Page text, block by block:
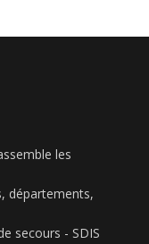
les
départements,
secours - SDIS